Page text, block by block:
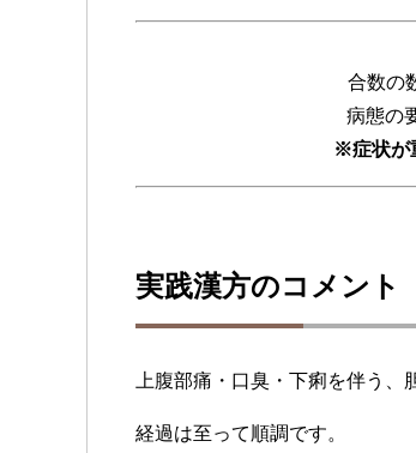
合数の
病態の
※症状が
実践漢方のコメント
上腹部痛・口臭・下痢を伴う、
経過は至って順調です。